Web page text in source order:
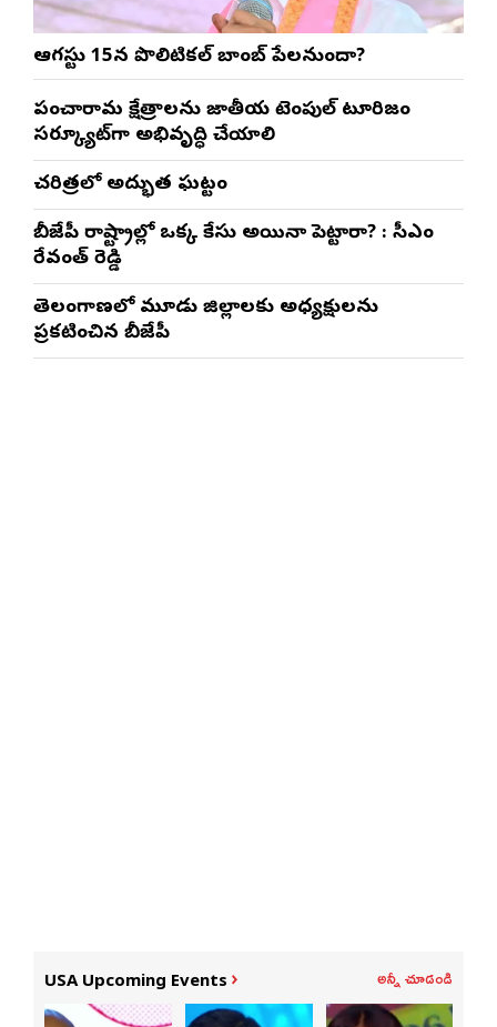
ఆగస్టు 15న పొలిటికల్ బాంబ్ పేలనుందా?
పంచారామ క్షేత్రాలను జాతీయ టెంపుల్ టూరిజం
సర్క్యూట్‌గా అభివృద్ధి చేయాలి
చరిత్రలో అద్భుత ఘట్టం
బీజేపీ రాష్ట్రాల్లో ఒక్క కేసు అయినా పెట్టారా? : సీఎం
రేవంత్ రెడ్డి
తెలంగాణలో మూడు జిల్లాలకు అధ్యక్షులను
ప్రకటించిన బీజేపీ
USA Upcoming Events అన్నీ చూడండి